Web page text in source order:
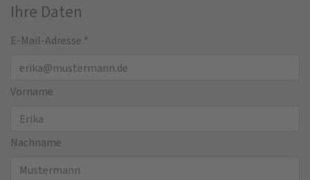
Ihre Daten
E-Mail-Adresse *
Vorname
Nachname